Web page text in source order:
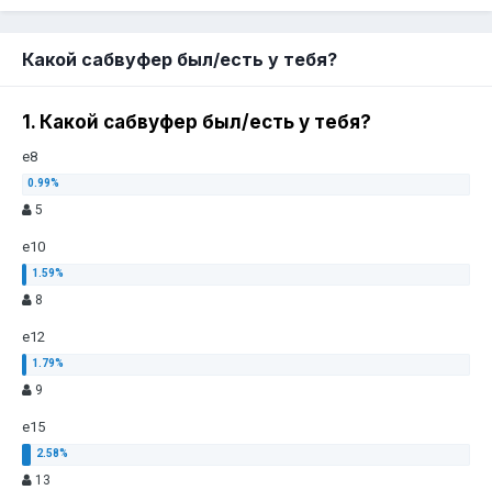
Какой сабвуфер был/есть у тебя?
1. Какой сабвуфер был/есть у тебя?
е8
5
е10
8
е12
9
е15
13